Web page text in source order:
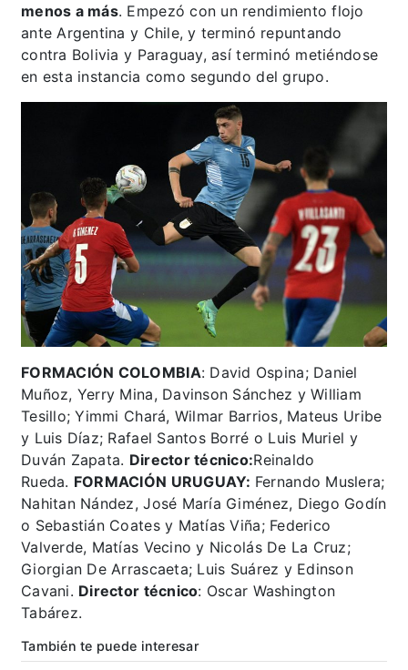
menos a más. Empezó con un rendimiento flojo
ante Argentina y Chile, y terminó repuntando
contra Bolivia y Paraguay, así terminó metiéndose
en esta instancia como segundo del grupo.
FORMACIÓN COLOMBIA: David Ospina; Daniel
Muñoz, Yerry Mina, Davinson Sánchez y William
Tesillo; Yimmi Chará, Wilmar Barrios, Mateus Uribe
y Luis Díaz; Rafael Santos Borré o Luis Muriel y
Duván Zapata. Director técnico:Reinaldo
Rueda. FORMACIÓN URUGUAY: Fernando Muslera;
Nahitan Nández, José María Giménez, Diego Godín
o Sebastián Coates y Matías Viña; Federico
Valverde, Matías Vecino y Nicolás De La Cruz;
Giorgian De Arrascaeta; Luis Suárez y Edinson
Cavani. Director técnico: Oscar Washington
Tabárez.
También te puede interesar